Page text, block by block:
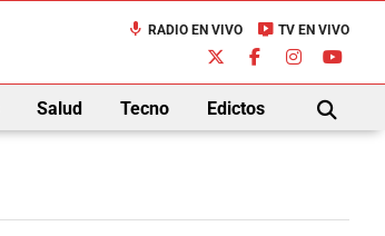
mic RADIO EN VIVO live_tv TV EN VIVO
Salud Tecno Edictos
BUSCAR